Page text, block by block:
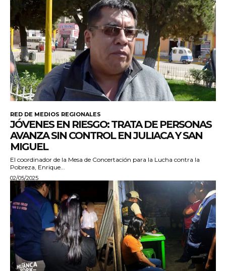
RED DE MEDIOS REGIONALES
JÓVENES EN RIESGO: TRATA DE PERSONAS
AVANZA SIN CONTROL EN JULIACA Y SAN
MIGUEL
El coordinador de la Mesa de Concertación para la Lucha contra la
Pobreza, Enrique...
02/05/2025